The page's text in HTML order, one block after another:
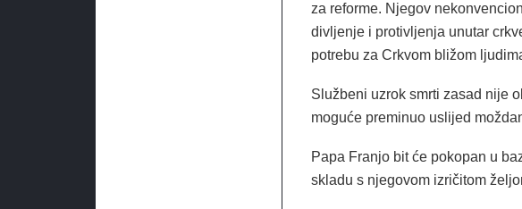
za reforme. Njegov
divljenje i protivljenja unutar
potrebu za Crkvom bližom
Službeni uzrok smrti zasad nije
moguće preminuo uslijed
Papa Franjo bit će pokopan u
skladu s njegovom izričitom